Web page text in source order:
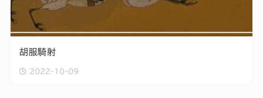
胡服騎射
2022-10-09